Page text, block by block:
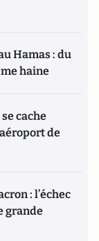
Hamas : du
haine
cache
de
: l’échec
grande